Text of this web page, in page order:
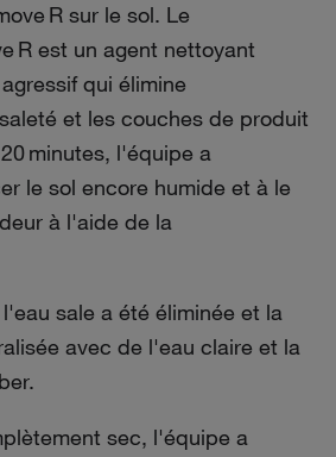
R sur le sol. Le
R est un agent nettoyant
qui élimine
et les couches de produit
minutes, l'équipe a
le sol encore humide et à le
à l'aide de la
sale a été éliminée et la
avec de l'eau claire et la
sec, l'équipe a